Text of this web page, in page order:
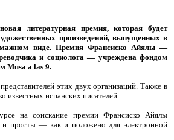
литературная премия, которая будет
произведений, выпущенных в
виде. Премия Франсиско Айялы —
и социолога — учреждена фондом
Musa a las 9.
этих двух организаций. Также в
известных испанских писателей.
на соискание премии Франсиско Айялы
и просты — как и положено для электронной